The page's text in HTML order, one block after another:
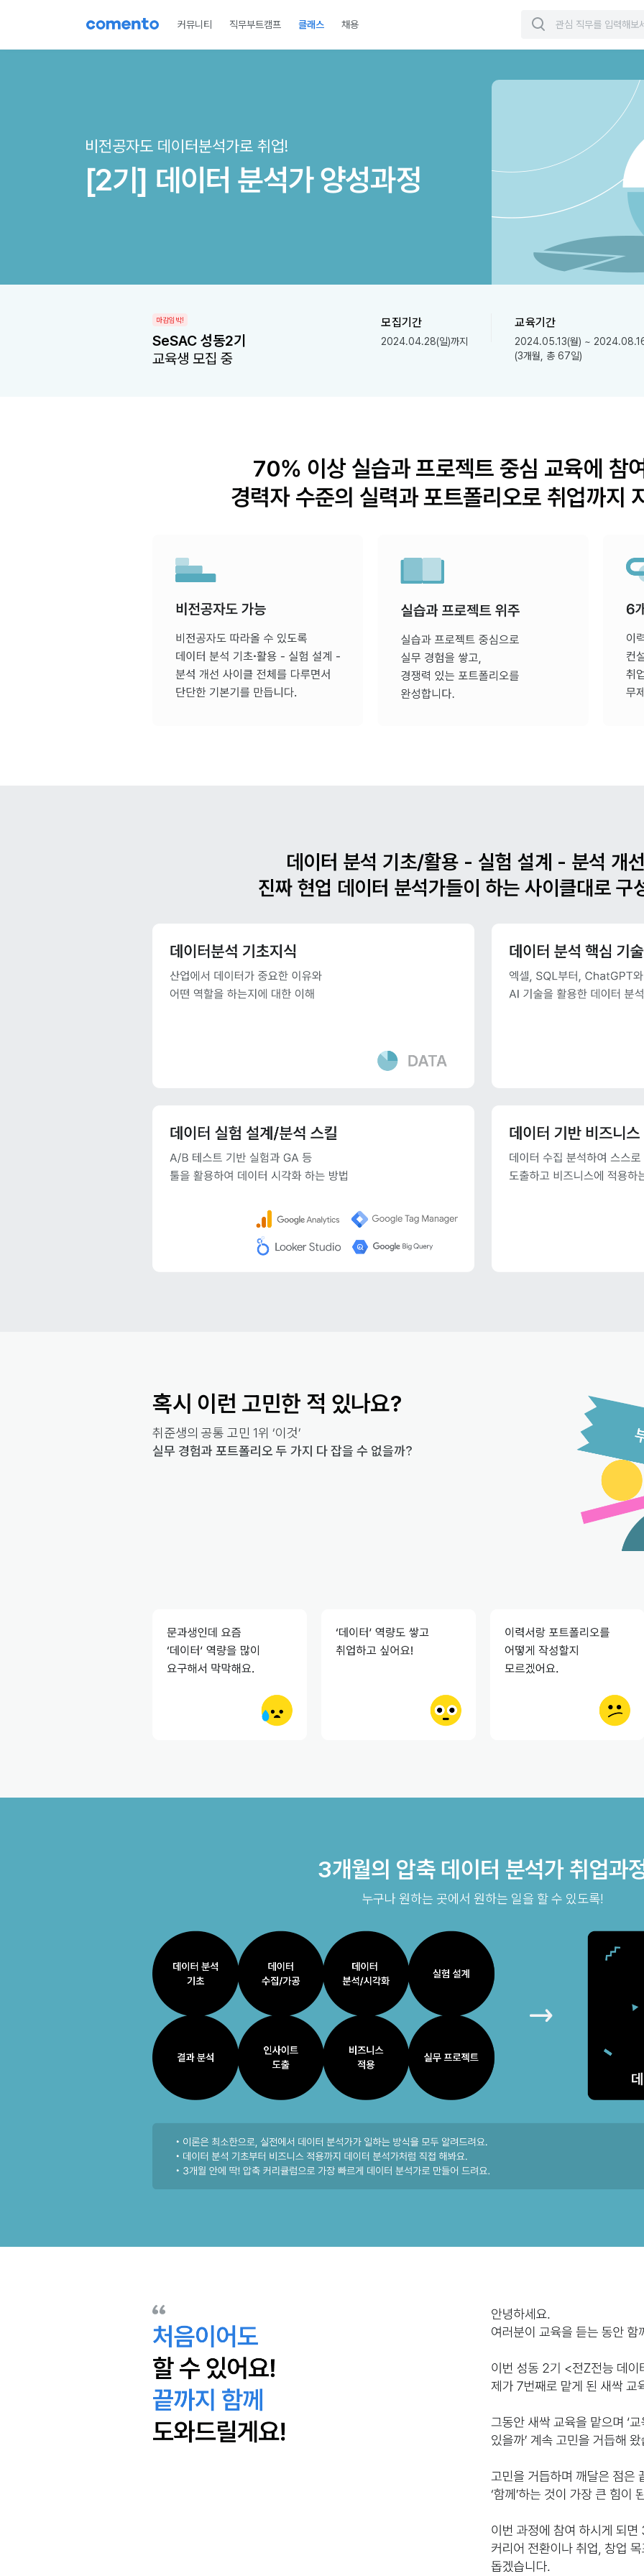
커뮤니티 직무부트캠프 클래스 채용
국비지원 실무VOD 진로부트캠프 직무VOD 양성과정
비전공자도 데이터분석가로 취업!
[2기] 데이터 분석가 양성과정
마감임박!
SeSAC 성동2기
교육생 모집 중
모집기간
2024.04.28(일)까지
교육기간
2024.05.13(월) ~
(3개월, 총 67일)
70% 이상 실습과 프로젝트 중심 교육에 참
경력자 수준의 실력과 포트폴리오로 취업까지
데이터 분석 기초/활용 - 실험 설계 - 분석 개
진짜 현업 데이터 분석가들이 하는 사이클대로 구
혹시 이런 고민한 적 있나요?
취준생의 공통 고민 1위 ‘이것’
실무 경험과 포트폴리오 두 가지 다 잡을 수 없을까?
3개월의 압축 데이터 분석가 취업과
누구나 원하는 곳에서 원하는 일을 할 수 있도록!